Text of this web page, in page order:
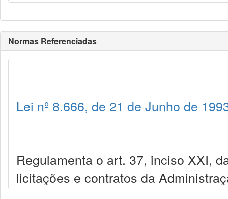
Normas Referenciadas
Lei nº 8.666, de 21 de Junho de
Regulamenta o art. 37, inciso XXI,
licitações e contratos da